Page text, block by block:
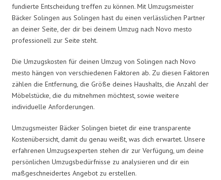
fundierte Entscheidung treffen zu können. Mit Umzugsmeister
Bäcker Solingen aus Solingen hast du einen verlässlichen Partner
an deiner Seite, der dir bei deinem Umzug nach Novo mesto
professionell zur Seite steht.
Die Umzugskosten für deinen Umzug von Solingen nach Novo
mesto hängen von verschiedenen Faktoren ab. Zu diesen Faktoren
zählen die Entfernung, die Größe deines Haushalts, die Anzahl der
Möbelstücke, die du mitnehmen möchtest, sowie weitere
individuelle Anforderungen.
Umzugsmeister Bäcker Solingen bietet dir eine transparente
Kostenübersicht, damit du genau weißt, was dich erwartet. Unsere
erfahrenen Umzugsexperten stehen dir zur Verfügung, um deine
persönlichen Umzugsbedürfnisse zu analysieren und dir ein
maßgeschneidertes Angebot zu erstellen.